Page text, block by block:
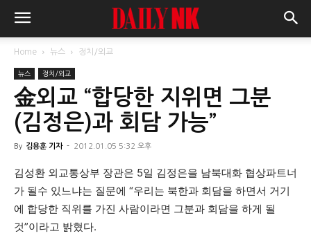
Home 뉴스 정치/외교
뉴스 정치/외교
金외교 “합당한 지위면 그분
(김정은)과 회담 가능”
By 김용훈 기자 - 2012.01.05 5:32 오후
김성환 외교통상부 장관은 5일 김정은을 남북대화 협상파트너
가 될수 있느냐는 질문에 “우리는 북한과 회담을 하면서 거기
에 합당한 직위를 가진 사람이라면 그분과 회담을 하게 될
것”이라고 밝혔다.